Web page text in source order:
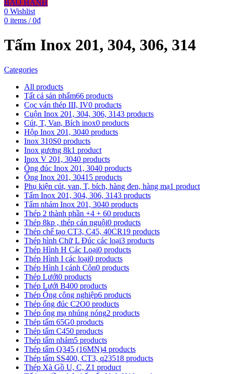
BẢO HÀNH
0 Wishlist
0 items / 0₫
Tấm Inox 201, 304, 306, 314
Categories
All products
Tất cả sản phẩm66 products
Cọc ván thép III, IV0 products
Cuộn Inox 201, 304, 306, 3143 products
Cút, T, Van, Bích inox0 products
Hộp Inox 201, 3040 products
Inox 310S0 products
Inox gương 8k1 product
Inox V 201, 3040 products
Ống đúc Inox 201, 3040 products
Ống Inox 201, 30415 products
Phụ kiện cút, van, T, bích, hàng đen, hàng mạ1 product
Tấm Inox 201, 304, 306, 3143 products
Tấm nhám Inox 201, 3040 products
Thép 2 thành phần +4 + 60 products
Thép 8kp , thép cán nguội0 products
Thép chế tạo CT3, C45, 40CR19 products
Thép hình Chữ L Đúc các loại3 products
Thép Hình H Các Loại0 products
Thép Hình I các loại0 products
Thép Hình I cánh Côn0 products
Thép Lưới0 products
Thép Lưới B400 products
Thép Ống công nghiệp6 products
Thép ống đúc C2O0 products
Thép ống mạ nhúng nóng2 products
Thép tấm 65G0 products
Thép tấm C450 products
Thép tấm nhám5 products
Thép tấm Q345 (16MN)4 products
Thép tấm SS400, CT3, q23518 products
Thép Xà Gồ U, C, Z1 product